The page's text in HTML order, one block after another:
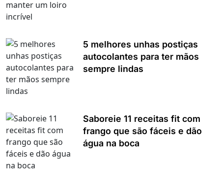
5 melhores unhas postiças
autocolantes para ter mãos
sempre lindas
Saboreie 11 receitas fit com
frango que são fáceis e dão
água na boca